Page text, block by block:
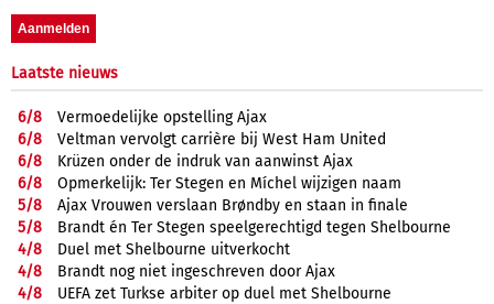
Laatste nieuws
6/8
Vermoedelijke opstelling Ajax
6/8
Veltman vervolgt carrière bij West Ham United
6/8
Krüzen onder de indruk van aanwinst Ajax
6/8
Opmerkelijk: Ter Stegen en Míchel wijzigen naam
5/8
Ajax Vrouwen verslaan Brøndby en staan in finale
5/8
Brandt én Ter Stegen speelgerechtigd tegen Shelbourne
4/8
Duel met Shelbourne uitverkocht
4/8
Brandt nog niet ingeschreven door Ajax
4/8
UEFA zet Turkse arbiter op duel met Shelbourne